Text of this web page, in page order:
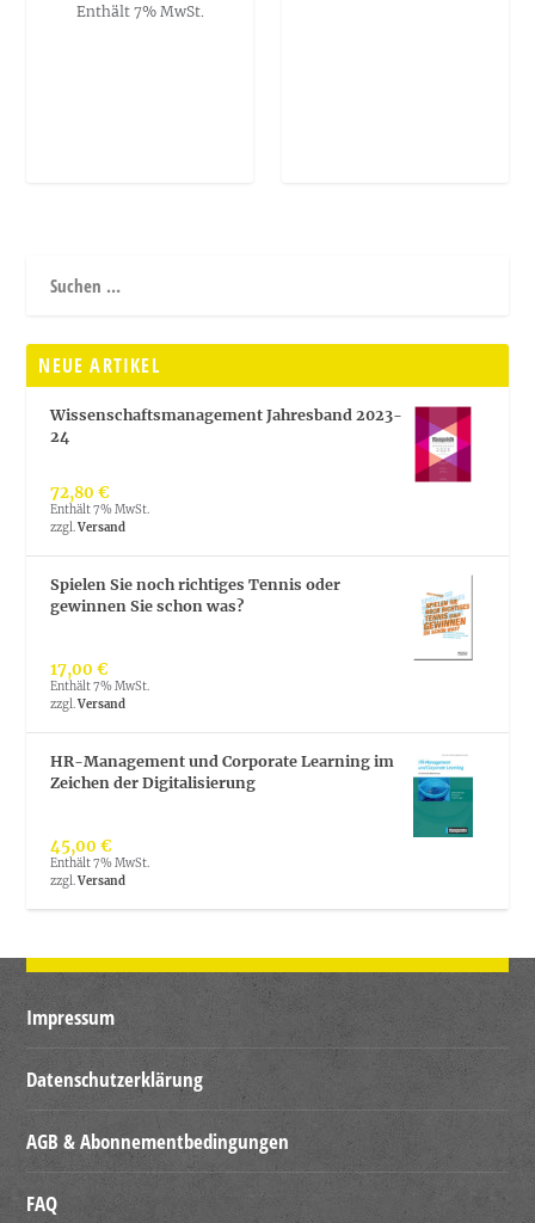
Enthält 7% MwSt.
NEUE ARTIKEL
Wissenschaftsmanagement Jahresband 2023-
24
72,80€
Enthält 7% MwSt.
zzgl.Versand
Spielen Sie noch richtiges Tennis oder
gewinnen Sie schon was?
17,00€
Enthält 7% MwSt.
zzgl.Versand
HR-Management und Corporate Learning im
Zeichen der Digitalisierung
45,00€
Enthält 7% MwSt.
zzgl.Versand
Impressum
Datenschutzerklärung
AGB & Abonnementbedingungen
FAQ